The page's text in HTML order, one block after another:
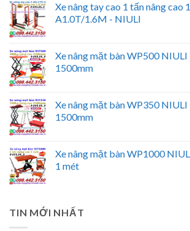
Xe nâng tay cao 1 tấn nâng cao
A1.0T/1.6M - NIULI
Xe nâng mặt bàn WP500 NIULI
1500mm
Xe nâng mặt bàn WP350 NIULI
1500mm
Xe nâng mặt bàn WP1000
1 mét
TIN MỚI NHẤT